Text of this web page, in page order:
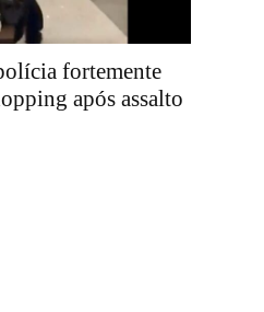
fortemente
após assalto